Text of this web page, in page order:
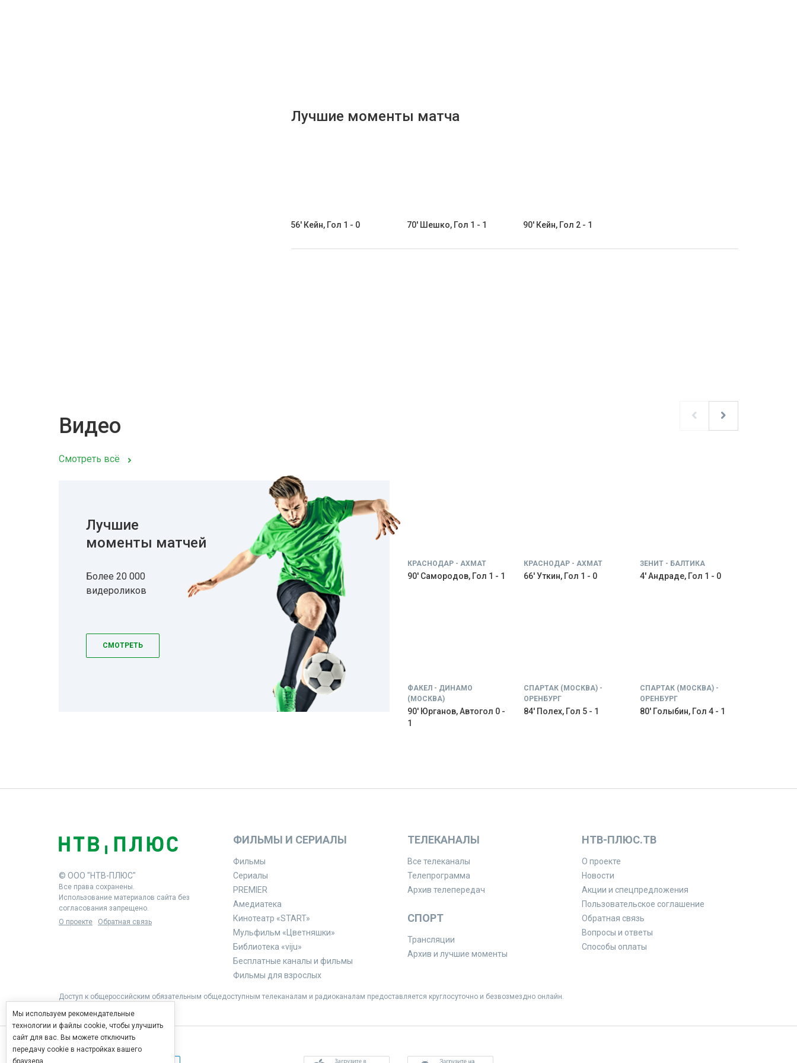
Лучшие моменты матча
56' Кейн, Гол 1 - 0 70' Шешко, Гол 1 - 1 90' Кейн, Гол 2 - 1
Видео
Смотреть всё
Лучшие
моменты матчей
Более 20 000
видероликов
СМОТРЕТЬ
КРАСНОДАР - АХМАТ
90' Самородов, Гол 1 - 1
КРАСНОДАР - АХМАТ
66' Уткин, Гол 1 - 0
ЗЕНИТ - БАЛТИКА
4' Андраде, Гол 1 - 0
ФАКЕЛ - ДИНАМО
(МОСКВА)
90' Юрганов, Автогол 0 -
1
СПАРТАК (МОСКВА) -
ОРЕНБУРГ
84' Полех, Гол 5 - 1
СПАРТАК (МОСКВА) -
ОРЕНБУРГ
80' Голыбин, Гол 4 - 1
© ООО "НТВ-ПЛЮС"
Все права сохранены.
Использование материалов сайта без
согласования запрещено.
О проекте
Обратная связь
ФИЛЬМЫ И СЕРИАЛЫ
Фильмы
Сериалы
PREMIER
Амедиатека
Кинотеатр «START»
Мульфильм «Цветняшки»
Библиотека «viju»
Бесплатные каналы и фильмы
Фильмы для взрослых
ТЕЛЕКАНАЛЫ
Все телеканалы
Телепрограмма
Архив телепередач
СПОРТ
Трансляции
Архив и лучшие моменты
НТВ-ПЛЮС.ТВ
О проекте
Новости
Акции и спецпредложения
Пользовательское соглашение
Обратная связь
Вопросы и ответы
Способы оплаты
Доступ к общероссийским обязательным общедоступным телеканалам и радиоканалам предоставляется круглосуточно и безвозмездно онлайн.
Мы используем рекомендательные
технологии и файлы cookie, чтобы улучшить
сайт для вас. Вы можете отключить
передачу cookie в настройках вашего
браузера